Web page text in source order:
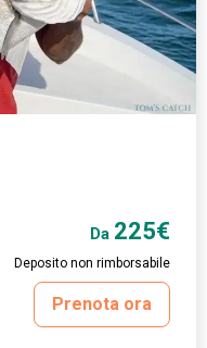
Da 225€
Deposito non rimborsabile
Prenota ora